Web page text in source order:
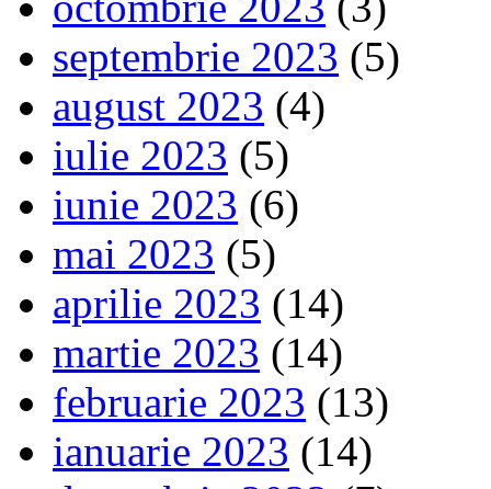
septembrie 2023 (5)
august 2023 (4)
iulie 2023 (5)
iunie 2023 (6)
mai 2023 (5)
aprilie 2023 (14)
martie 2023 (14)
februarie 2023 (13)
ianuarie 2023 (14)